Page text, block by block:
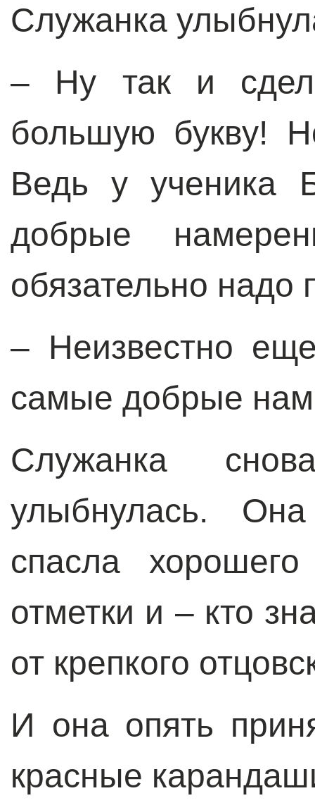
Служанка
– Ну так и
большую букву!
Ведь у ученика
добрые
обязательно надо
– Неизвестно
самые добрые
Служанка
улыбнулась.
спасла
отметки и – кто
от крепкого
И она опять
красные